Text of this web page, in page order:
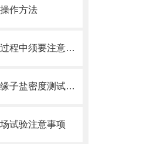
作方法
绝缘耐压测试仪使用过程中须要注意的几点
DS-1204智能电导绝缘子盐密度测试仪的特点及技术参数
试验注意事项